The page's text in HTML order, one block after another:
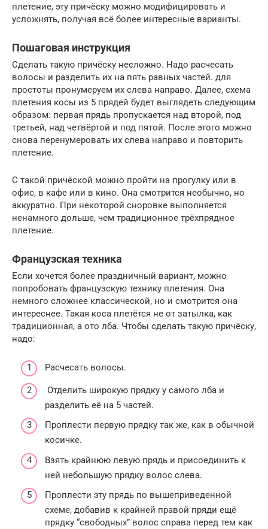
плетение, эту причёску можно модифицировать и
усложнять, получая всё более интересные варианты.
Пошаговая инструкция
Сделать такую причёску несложно. Надо расчесать
волосы и разделить их на пять равных частей. для
простоты пронумеруем их слева направо. Далее, схема
плетения косы из 5 прядей будет выглядеть следующим
образом: первая прядь пропускается над второй, под
третьей, над четвёртой и под пятой. После этого можно
снова перенумеровать их слева направо и повторить
плетение.
С такой причёской можно пройти на прогулку или в
офис, в кафе или в кино. Она смотрится необычно, но
аккуратно. При некоторой сноровке выполняется
ненамного дольше, чем традиционное трёхпрядное
плетение.
Французская техника
Если хочется более праздничный вариант, можно
попробовать французскую технику плетения. Она
немного сложнее классической, но и смотрится она
интереснее. Такая коса плетётся не от затылка, как
традиционная, а ото лба. Чтобы сделать такую причёску,
надо:
Расчесать волосы.
Отделить широкую прядку у самого лба и
разделить её на 5 частей.
Проплести первую прядку так же, как в обычной
косичке.
Взять крайнюю левую прядь и присоединить к
ней небольшую прядку волос слева.
Проплести эту прядь по вышеприведенной
схеме, добавив к крайней правой пряди ещё
прядку “свободных” волос справа перед тем как